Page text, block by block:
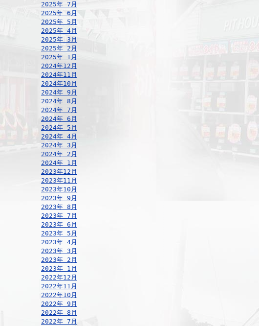
2025年 7月
2025年 6月
2025年 5月
2025年 4月
2025年 3月
2025年 2月
2025年 1月
2024年12月
2024年11月
2024年10月
2024年 9月
2024年 8月
2024年 7月
2024年 6月
2024年 5月
2024年 4月
2024年 3月
2024年 2月
2024年 1月
2023年12月
2023年11月
2023年10月
2023年 9月
2023年 8月
2023年 7月
2023年 6月
2023年 5月
2023年 4月
2023年 3月
2023年 2月
2023年 1月
2022年12月
2022年11月
2022年10月
2022年 9月
2022年 8月
2022年 7月